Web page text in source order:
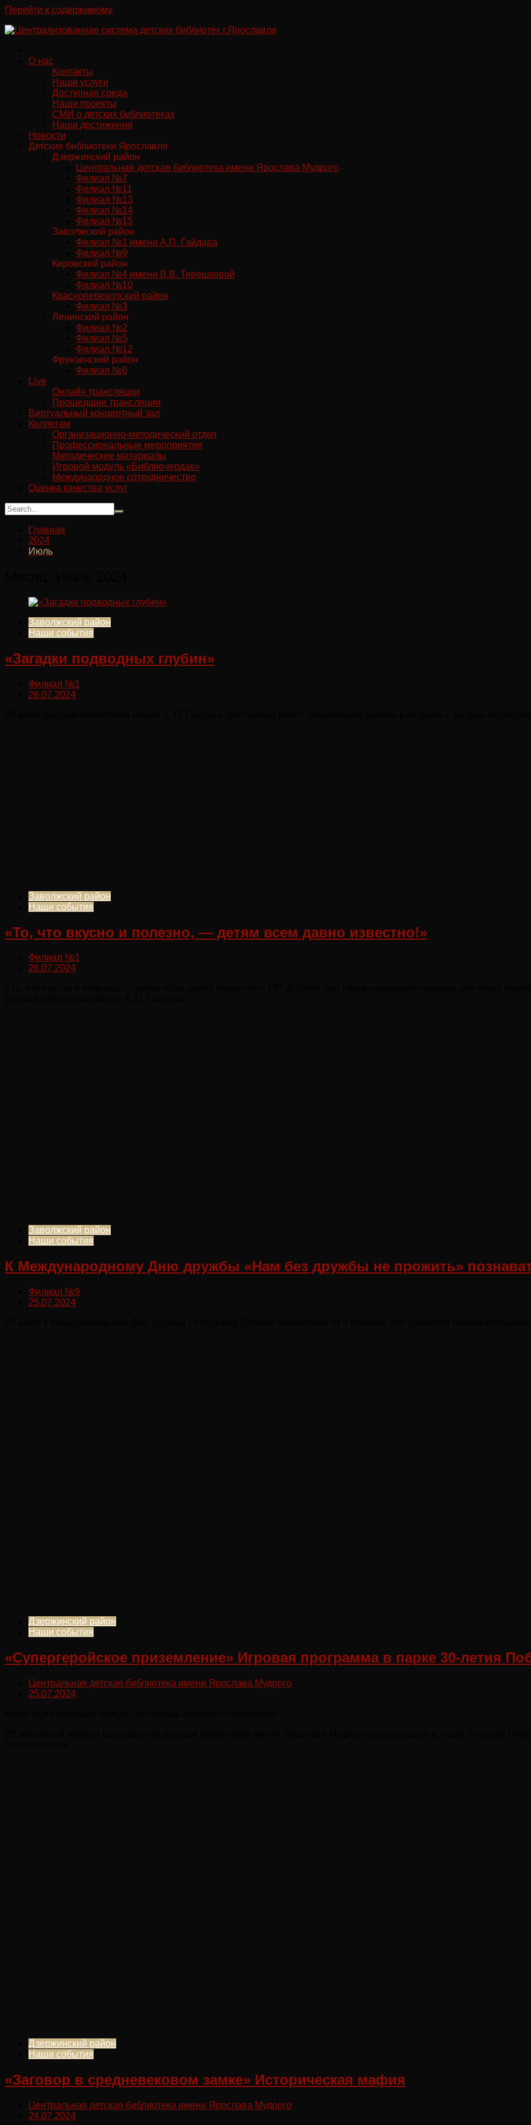
Перейти к содержимому
О нас
Контакты
Наши услуги
Доступная среда
Наши проекты
СМИ о детских библиотеках
Наши достижения
Новости
Детские библиотеки Ярославля
Дзержинский район
Центральная детская библиотека имени Ярослава Мудрого
Филиал №7
Филиал №11
Филиал №13
Филиал №14
Филиал №15
Заволжский район
Филиал №1 имени А.П. Гайдара
Филиал №9
Кировский район
Филиал №4 имени В.В. Терешковой
Филиал №10
Красноперекопский район
Филиал №3
Ленинский район
Филиал №2
Филиал №5
Филиал №12
Фрунзенский район
Филиал №6
Live
Онлайн трансляции
Прошедшие трансляции
Виртуальный концертный зал
Коллегам
Организационно-методический отдел
Профессиональные мероприятия
Методические материалы
Игровой модуль «Библиочердак»
Международное сотрудничество
Оценка качества услуг
Главная
2024
Июль
Заволжский район
Наши события
«Загадки подводных глубин»
Филиал №1
26.07.2024
Заволжский район
Наши события
«То, что вкусно и полезно, — детям всем давно известно!»
Филиал №1
26.07.2024
Заволжский район
Наши события
К Международному Дню дружбы «Нам без дружбы не прожить»
Филиал №9
25.07.2024
Дзержинский район
Наши события
«Супергеройское приземление» Игровая программа в парке 30-летия
Центральная детская библиотека имени Ярослава Мудрого
25.07.2024
Дзержинский район
Наши события
«Заговор в средневековом замке» Историческая мафия
Центральная детская библиотека имени Ярослава Мудрого
24.07.2024